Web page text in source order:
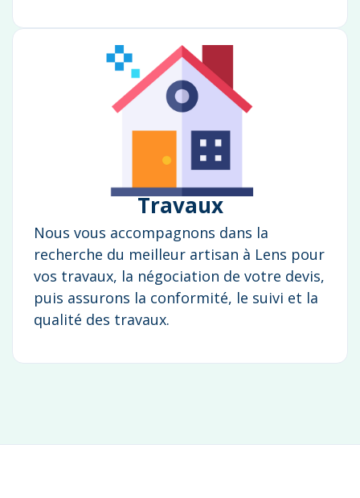
Travaux
Nous vous accompagnons dans la
recherche du meilleur artisan à Lens pour
vos travaux, la négociation de votre devis,
puis assurons la conformité, le suivi et la
qualité des travaux.